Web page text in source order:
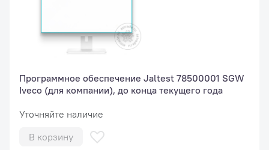
Программное обеспечение Jaltest 78500001 SGW
Iveco (для компании), до конца текущего года
Уточняйте наличие
В корзину